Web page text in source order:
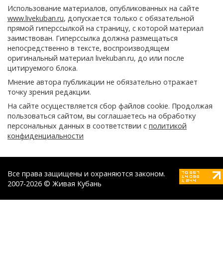
Использование материалов, опубликованных на сайте
www.livekuban.ru, допускается только с обязательной
прямой гиперссылкой на страницу, с которой материал
заимствован. Гиперссылка должна размещаться
непосредственно в тексте, воспроизводящем
оригинальный материал livekuban.ru, до или после
цитируемого блока.
Мнение автора публикации не обязательно отражает
точку зрения редакции.
На сайте осуществляется сбор файлов cookie. Продолжая
пользоваться сайтом, вы соглашаетесь на обработку
персональных данных в соответствии с политикой
конфиденциальности
Все права защищены и охраняются законом.
2007-2026 © Живая Кубань